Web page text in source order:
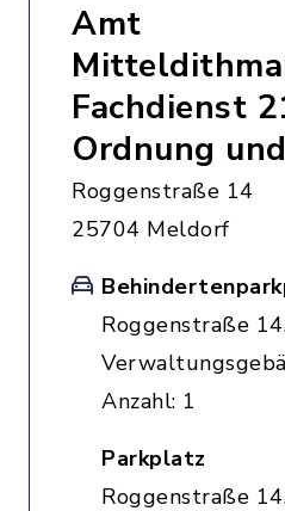
Amt
Fachdienst
Ordnung
Roggenstraße 14
25704 Meldorf
Roggenstraße
Anzahl: 1
Parkplatz
Roggenstraße